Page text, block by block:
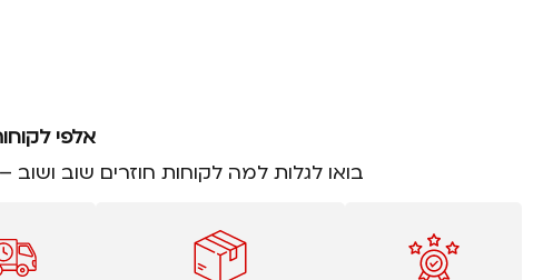
אלפי
בואו לגלות למה לקוחות חוזרים שוב